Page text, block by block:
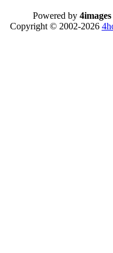
Powered by 4images
Copyright © 2002-2026